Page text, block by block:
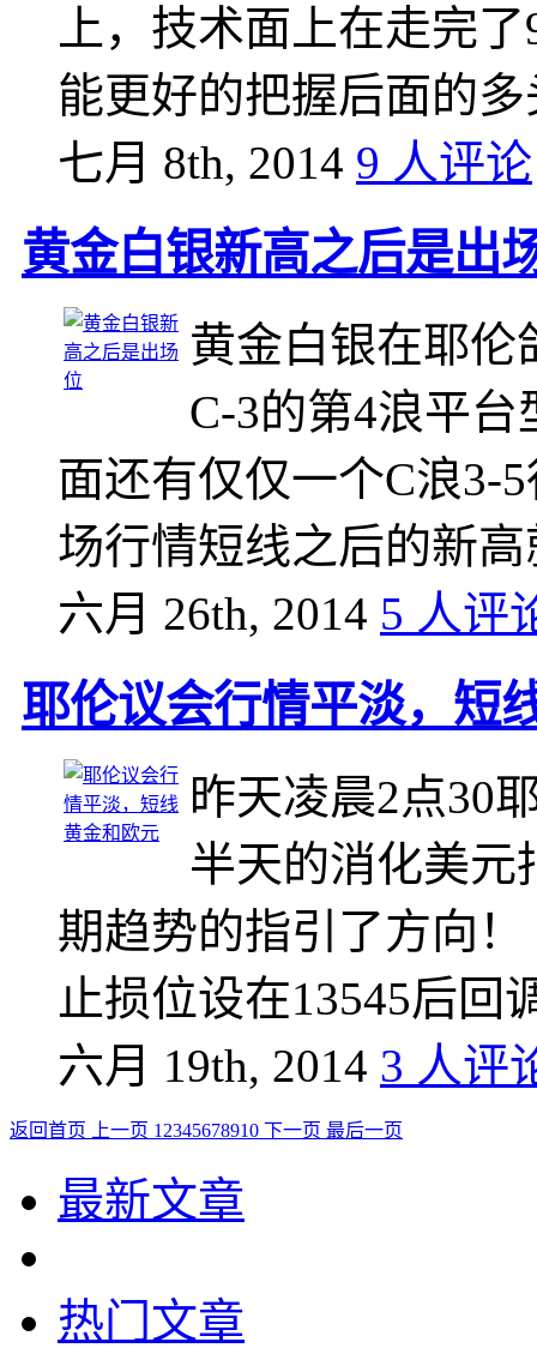
上，技术面上在走完
能更好的把握后面的
七月 8th, 2014 9 人评论
黄金白银新高之后是出
黄金白银在耶伦
C-3的第4浪平
面还有仅仅一个C浪3-
场行情短线之后的新
六月 26th, 2014 5 人评
耶伦议会行情平淡，短
昨天凌晨2点30
半天的消化美元
期趋势的指引了方向
止损位设在13545后
六月 19th, 2014 3 人评
返回首页 上一页 1 2345678910 下一页 最后一页
最新文章
热门文章